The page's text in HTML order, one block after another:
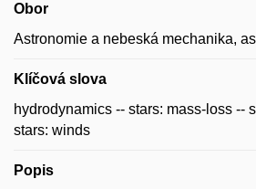
Obor
Astronomie a nebeská mechanika,
Klíčová slova
hydrodynamics -- stars: mass-loss --
stars: winds
Popis